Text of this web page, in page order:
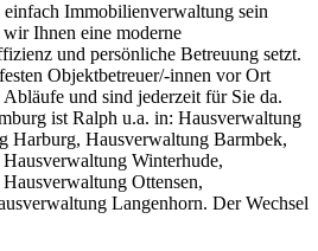
Immobilienverwaltung sein
Ihnen eine moderne
und persönliche Betreuung setzt.
Objektbetreuer/-innen vor Ort
und sind jederzeit für Sie da.
ist Ralph u.a. in: Hausverwaltung
Harburg, Hausverwaltung Barmbek,
Winterhude,
Ottensen,
Langenhorn. Der Wechsel